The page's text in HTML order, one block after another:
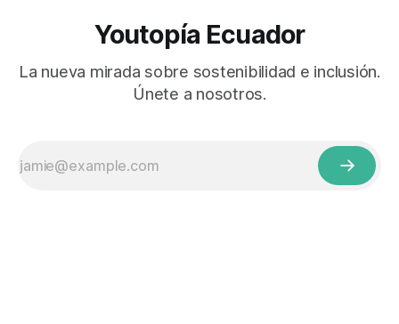
Youtopía Ecuador
La nueva mirada sobre sostenibilidad e inclusión.
Únete a nosotros.